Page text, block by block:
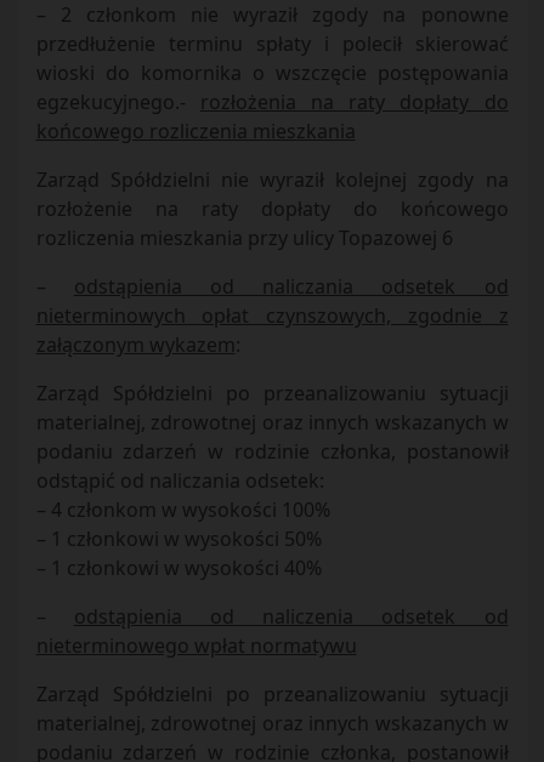
– 2 członkom nie wyraził zgody na ponowne
przedłużenie terminu spłaty i polecił skierować
wioski do komornika o wszczęcie postępowania
egzekucyjnego.-
rozłożenia na raty dopłaty do
końcowego rozliczenia mieszkania
Zarząd Spółdzielni nie wyraził kolejnej zgody na
rozłożenie na raty dopłaty do końcowego
rozliczenia mieszkania przy ulicy Topazowej 6
– odstąpienia od naliczania odsetek od
nieterminowych opłat czynszowych, zgodnie z
załączonym wykazem:
Zarząd Spółdzielni po przeanalizowaniu sytuacji
materialnej, zdrowotnej oraz innych wskazanych w
podaniu zdarzeń w rodzinie członka, postanowił
odstąpić od naliczania odsetek:
– 4 członkom w wysokości 100%
– 1 członkowi w wysokości 50%
– 1 członkowi w wysokości 40%
– odstąpienia od naliczenia odsetek od
nieterminowego wpłat normatywu
Zarząd Spółdzielni po przeanalizowaniu sytuacji
materialnej, zdrowotnej oraz innych wskazanych w
podaniu zdarzeń w rodzinie członka, postanowił